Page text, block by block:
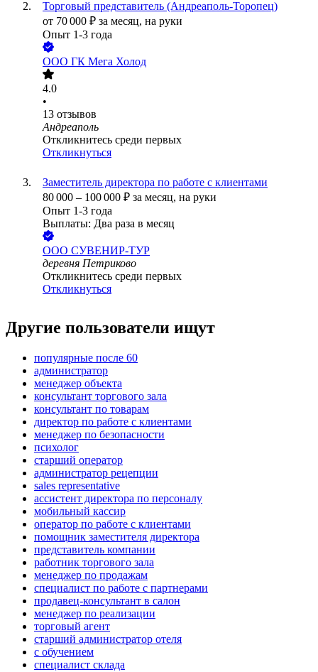
Торговый представитель (Андреаполь-Торопец)
от 70 000 ₽ за месяц, на руки
Опыт 1-3 года
ООО ГК Мега Холод
4.0
•
13 отзывов
Андреаполь
Откликнитесь среди первых
Откликнуться
Заместитель директора по работе с клиентами
80 000 – 100 000 ₽ за месяц, на руки
Опыт 1-3 года
Выплаты: Два раза в месяц
ООО СУВЕНИР-ТУР
деревня Петриково
Откликнитесь среди первых
Откликнуться
Другие пользователи ищут
популярные после 60
администратор
менеджер объекта
консультант торгового зала
консультант по товарам
директор по работе с клиентами
менеджер по безопасности
психолог
старший оператор
администратор рецепции
sales representative
ассистент директора по персоналу
мобильный кассир
оператор по работе с клиентами
помощник заместителя директора
представитель компании
работник торгового зала
менеджер по продажам
специалист по работе с партнерами
продавец-консультант в салон
менеджер по реализации
торговый агент
старший администратор отеля
с обучением
специалист склада